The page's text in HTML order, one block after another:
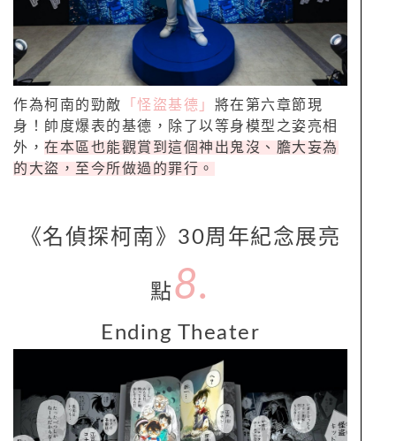
作為柯南的勁敵 「怪盜基德」 將在第六章節現
身！帥度爆表的基德，除了以等身模型之姿亮相
外， 在本區也能觀賞到這個神出鬼沒、膽大妄為
的大盜，至今所做過的罪行。
《名偵探柯南》30周年紀念展亮
點 8.
Ending Theater